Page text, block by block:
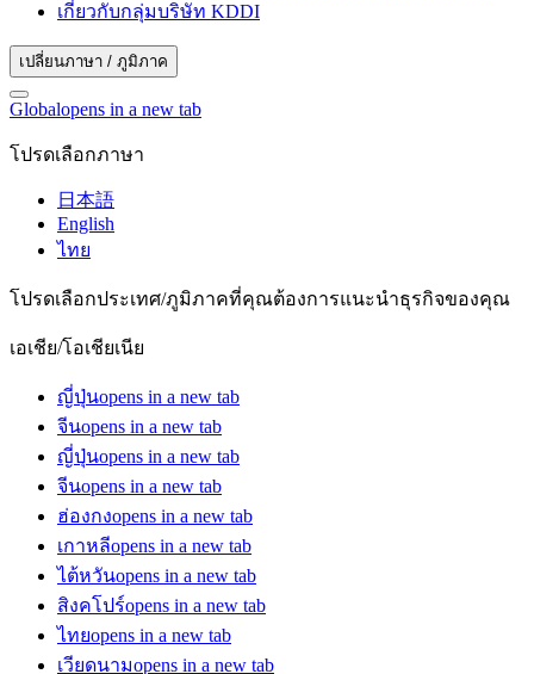
เกี่ยวกับกลุ่มบริษัท KDDI
เปลี่ยนภาษา / ภูมิภาค
Globalopens in a new tab
โปรดเลือกภาษา
日本語
English
ไทย
โปรดเลือกประเทศ/ภูมิภาคที่คุณต้องการแนะนำธุรกิจของคุณ
เอเชีย/โอเชียเนีย
ญี่ปุ่นopens in a new tab
จีนopens in a new tab
ญี่ปุ่นopens in a new tab
จีนopens in a new tab
ฮ่องกงopens in a new tab
เกาหลีopens in a new tab
ไต้หวันopens in a new tab
สิงคโปร์opens in a new tab
ไทยopens in a new tab
เวียดนามopens in a new tab